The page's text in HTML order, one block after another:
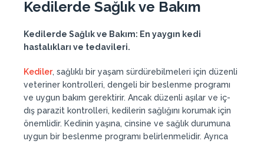
Kedilerde Sağlık ve Bakım
Kedilerde Sağlık ve Bakım: En yaygın kedi
hastalıkları ve tedavileri.
Kediler, sağlıklı bir yaşam sürdürebilmeleri için düzenli
veteriner kontrolleri, dengeli bir beslenme programı
ve uygun bakım gerektirir. Ancak düzenli aşılar ve iç-
dış parazit kontrolleri, kedilerin sağlığını korumak için
önemlidir. Kedinin yaşına, cinsine ve sağlık durumuna
uygun bir beslenme programı belirlenmelidir. Ayrıca